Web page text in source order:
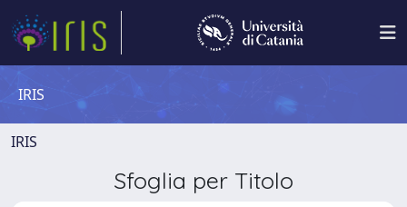
IRIS
IRIS
Sfoglia per Titolo